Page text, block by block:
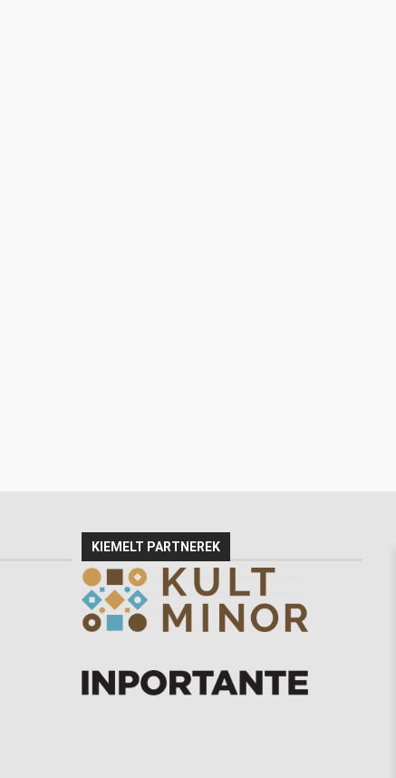
KIEMELT PARTNEREK